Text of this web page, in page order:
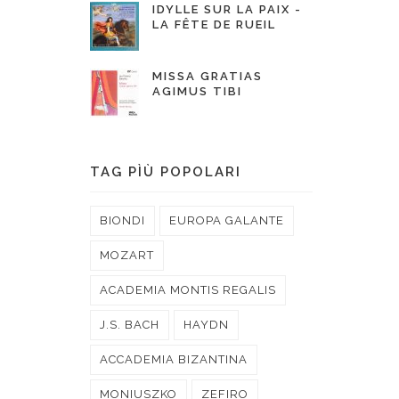
IDYLLE SUR LA PAIX -
LA FÊTE DE RUEIL
MISSA GRATIAS
AGIMUS TIBI
TAG PÌÙ POPOLARI
BIONDI EUROPA GALANTE
MOZART
ACADEMIA MONTIS REGALIS
J.S. BACH HAYDN
ACCADEMIA BIZANTINA
MONIUSZKO ZEFIRO